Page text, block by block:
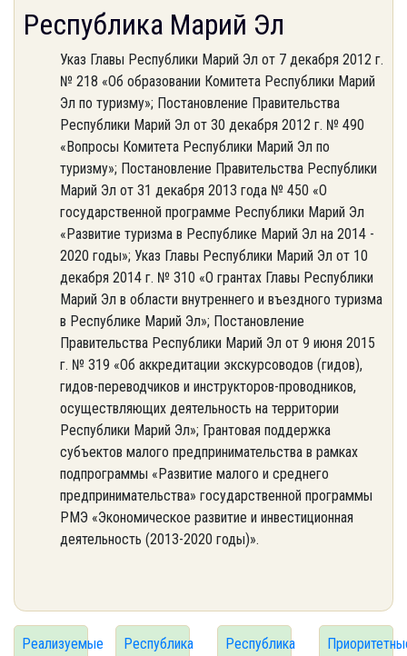
Республика Марий Эл
Указ Главы Республики Марий Эл от 7 декабря 2012 г.
№ 218 «Об образовании Комитета Республики Марий
Эл по туризму»; Постановление Правительства
Республики Марий Эл от 30 декабря 2012 г. № 490
«Вопросы Комитета Республики Марий Эл по
туризму»; Постановление Правительства Республики
Марий Эл от 31 декабря 2013 года № 450 «О
государственной программе Республики Марий Эл
«Развитие туризма в Республике Марий Эл на 2014 -
2020 годы»; Указ Главы Республики Марий Эл от 10
декабря 2014 г. № 310 «О грантах Главы Республики
Марий Эл в области внутреннего и въездного туризма
в Республике Марий Эл»; Постановление
Правительства Республики Марий Эл от 9 июня 2015
г. № 319 «Об аккредитации экскурсоводов (гидов),
гидов-переводчиков и инструкторов-проводников,
осуществляющих деятельность на территории
Республики Марий Эл»; Грантовая поддержка
субъектов малого предпринимательства в рамках
подпрограммы «Развитие малого и среднего
предпринимательства» государственной программы
РМЭ «Экономическое развитие и инвестиционная
деятельность (2013-2020 годы)».
Реализуемые
Республика
Республика